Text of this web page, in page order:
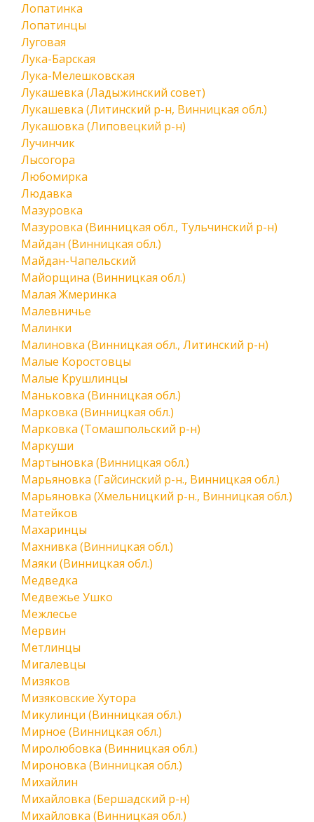
Лопатинка
Лопатинцы
Луговая
Лука-Барская
Лука-Мелешковская
Лукашевка (Ладыжинский совет)
Лукашевка (Литинский р-н, Винницкая обл.)
Лукашовка (Липовецкий р-н)
Лучинчик
Лысогора
Любомирка
Людавка
Мазуровка
Мазуровка (Винницкая обл., Тульчинский р-н)
Майдан (Винницкая обл.)
Майдан-Чапельский
Майорщина (Винницкая обл.)
Малая Жмеринка
Малевничье
Малинки
Малиновка (Винницкая обл., Литинский р-н)
Малые Коростовцы
Малые Крушлинцы
Маньковка (Винницкая обл.)
Марковка (Винницкая обл.)
Марковка (Томашпольский р-н)
Маркуши
Мартыновка (Винницкая обл.)
Марьяновка (Гайсинский р-н., Винницкая обл.)
Марьяновка (Хмельницкий р-н., Винницкая обл.)
Матейков
Махаринцы
Махнивка (Винницкая обл.)
Маяки (Винницкая обл.)
Медведка
Медвежье Ушко
Межлесье
Мервин
Метлинцы
Мигалевцы
Мизяков
Мизяковские Хутора
Микулинци (Винницкая обл.)
Мирное (Винницкая обл.)
Миролюбовка (Винницкая обл.)
Мироновка (Винницкая обл.)
Михайлин
Михайловка (Бершадский р-н)
Михайловка (Винницкая обл.)